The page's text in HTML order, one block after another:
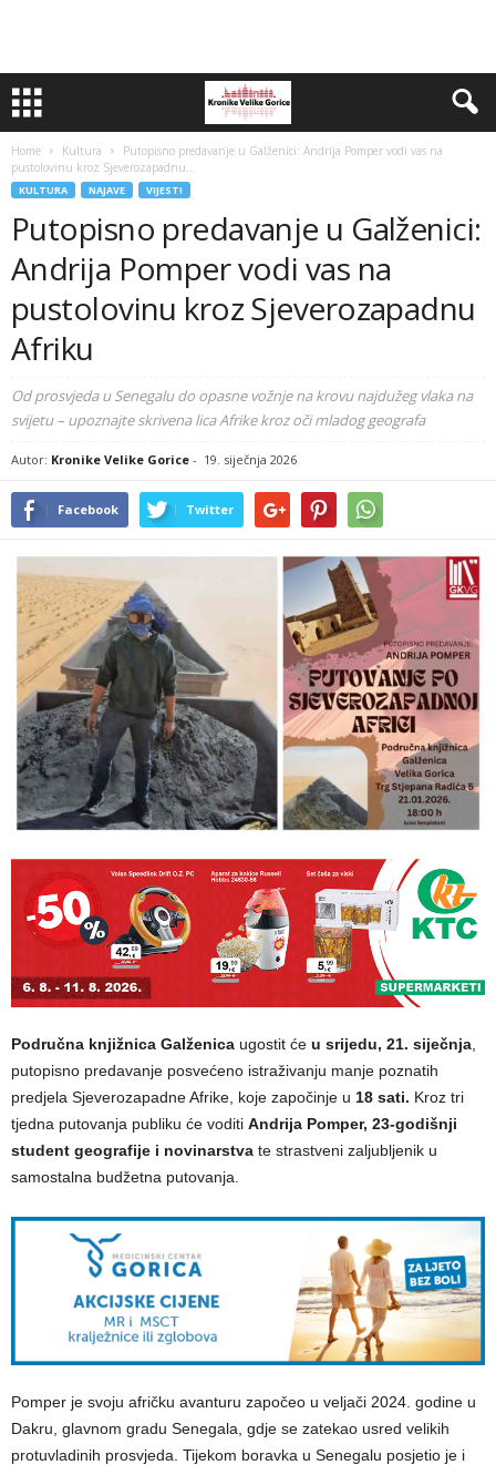
Home Kultura
Putopisno predavanje u Galženici: Andrija Pomper vodi vas na
pustolovinu kroz Sjeverozapadnu...
KULTURA NAJAVE VIJESTI
Putopisno predavanje u Galženici:
Andrija Pomper vodi vas na
pustolovinu kroz Sjeverozapadnu
Afriku
Od prosvjeda u Senegalu do opasne vožnje na krovu najdužeg vlaka na
svijetu – upoznajte skrivena lica Afrike kroz oči mladog geografa
Autor: Kronike Velike Gorice - 19. siječnja 2026
Facebook Twitter
Područna knjižnica Galženica ugostit će u srijedu, 21. siječnja,
putopisno predavanje posvećeno istraživanju manje poznatih
predjela Sjeverozapadne Afrike, koje započinje u 18 sati. Kroz tri
tjedna putovanja publiku će voditi Andrija Pomper, 23-godišnji
student geografije i novinarstva te strastveni zaljubljenik u
samostalna budžetna putovanja.
Pomper je svoju afričku avanturu započeo u veljači 2024. godine u
Dakru, glavnom gradu Senegala, gdje se zatekao usred velikih
protuvladinih prosvjeda. Tijekom boravka u Senegalu posjetio je i